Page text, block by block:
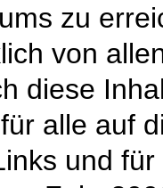
zu
von
diese
alle auf
und